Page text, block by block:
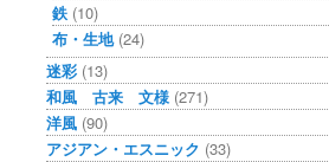
鉄 (10)
布・生地(24)
迷彩 (13)
和風 古来 文様 (271)
洋風 (90)
アジアン・エスニック (33)